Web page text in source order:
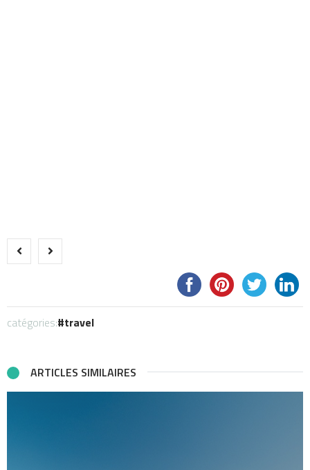
catégories: travel
ARTICLES SIMILAIRES